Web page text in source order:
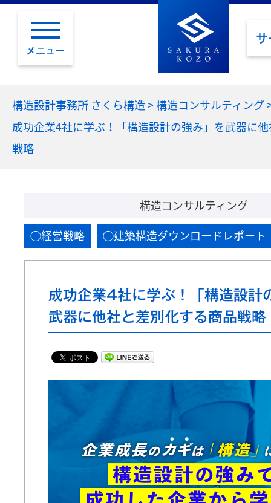
メニュー
サ
構造設計事務所 さくら構造>構造コンサルティング
成功企業4社に学ぶ！「構造設計の強み」を武器に
戦略
構造コンサルティング
経営戦略
建築構造ダウンロードレポート
成功企業4社に学ぶ！「構造設計
武器に他社と差別化する商品戦略